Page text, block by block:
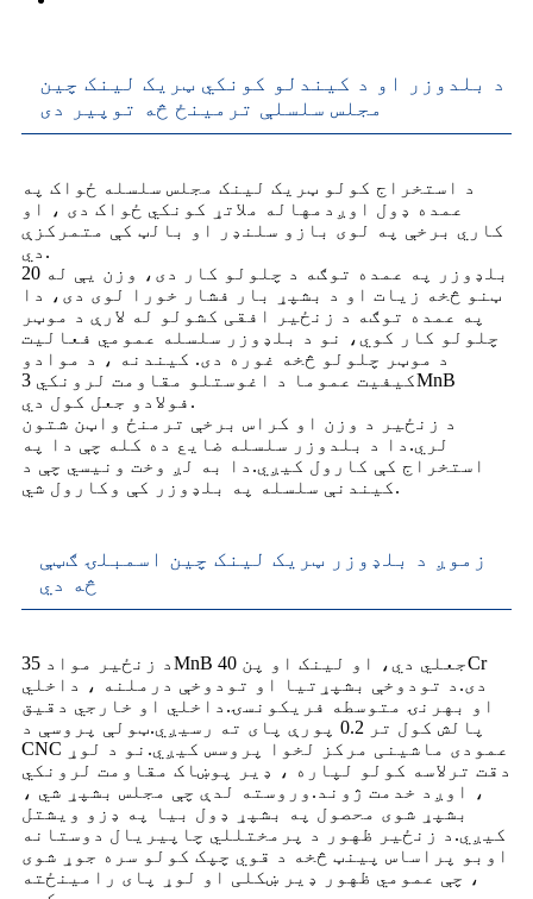
د بلدوزر او د کیندلو کونکي ټریک لینک چین
مجلس سلسلې ترمینځ څه توپیر دی
د استخراج کولو ټریک لینک مجلس سلسله ځواک په
عمده ډول اوږدمهاله ملاتړ کونکي ځواک دی ، او
کاري برخې په لوی بازو سلنډر او بالټ کې متمرکزې
دي.
بلډوزر په عمده توګه د چلولو کار دی، وزن یې له 20
ټنو څخه زیات او د بشپړ بار فشار خورا لوی دی، دا
په عمده توګه د زنځیر افقی کشولو له لارې د موټر
چلولو کار کوي، نو د بلډوزر سلسله عمومي فعالیت
د موټر چلولو څخه غوره دی. کیندنه ، د موادو
کیفیت عموما د اغوستلو مقاومت لرونکي 3MnB
فولادو جعل کول دي.
د زنځیر د وزن او کراس برخې ترمنځ واټن شتون
لري.دا د بلدوزر سلسله ضایع ده کله چې دا په
استخراج کې کارول کیږي.دا به لږ وخت ونیسي چې د
کیندنې سلسله په بلډوزر کې وکارول شي.
زموږ د بلډوزر ټریک لینک چین اسمبلۍ ګټې
څه دي
د زنځیر مواد 35MnB جعلي دي، او لینک او پن 40Cr
دی.د تودوخې بشپړتیا او تودوخې درملنه ، داخلي
او بهرنۍ متوسطه فریکونسۍ.داخلي او خارجي دقیق
پالش کول تر 0.2 پورې پای ته رسیږي.ټولې پروسې د
CNC عمودی ماشینی مرکز لخوا پروسس کیږي.نو د لوړ
دقت ترلاسه کولو لپاره ، ډیر پوښاک مقاومت لرونکي
، اوږد خدمت ژوند.وروسته لدې چې مجلس بشپړ شي ،
بشپړ شوی محصول په بشپړ ډول بیا په ډزو ویشتل
کیږي.د زنځیر ظهور د پرمختللي چاپیریال دوستانه
اوبو پراساس پینټ څخه د قوي چپک کولو سره جوړ شوی
، چې عمومي ظهور ډیر ښکلی او لوړ پای رامینځته